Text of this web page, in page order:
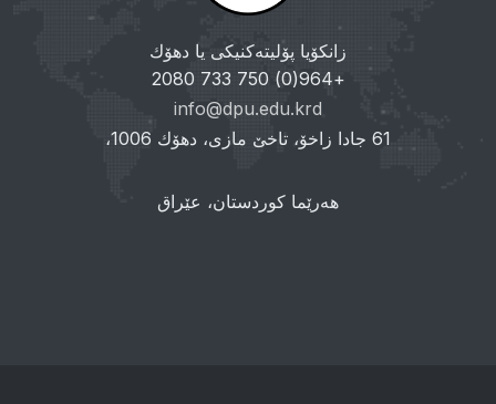
زانکۆیا پۆلیتەکنیکی یا دهۆك
+964(0) 750 733 2080
info@dpu.edu.krd
61 جادا زاخۆ، تاخێ مازی، دهۆك 1006،
هەرێما کوردستان، عێراق